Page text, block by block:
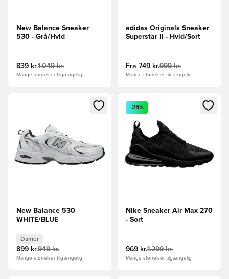
New Balance Sneaker
530 - Grå/Hvid
839 kr.1.049 kr.
Mange størrelser tilgængelig
adidas Originals Sneaker
Superstar II - Hvid/Sort
Fra 749 kr.999 kr.
Mange størrelser tilgængelig
Åbner en Modal til at logge ind eller tilmelde dig som
New Balance 530
WHITE/BLUE
Damer
899 kr.949 kr.
Mange størrelser tilgængelig
Åbner en Modal til at logge
-25%
Nike Sneaker Air Max 270
- Sort
969 kr.1.299 kr.
Mange størrelser tilgængelig